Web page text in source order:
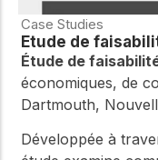
Case Studies
Étude de
Étude de
économiques, de
Dartmouth,
Développée à